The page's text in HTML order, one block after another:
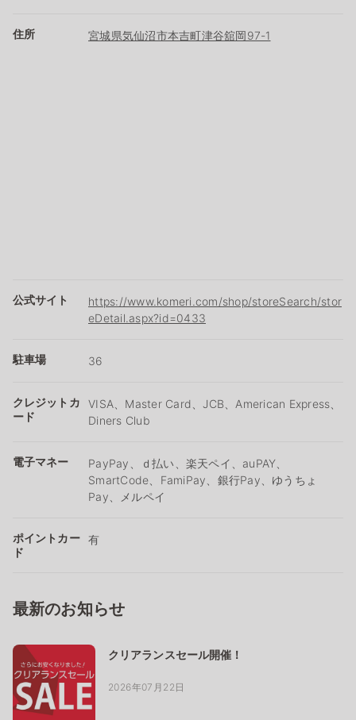
住所 宮城県気仙沼市本吉町津谷舘岡97-1
公式サイト
https://www.komeri.com/shop/storeSearch/stor
eDetail.aspx?id=0433
駐車場 36
クレジットカ
ード
VISA、Master Card、JCB、American Express、
Diners Club
電子マネー
PayPay、ｄ払い、楽天ペイ、auPAY、
SmartCode、FamiPay、銀行Pay、ゆうちょ
Pay、メルペイ
ポイントカー
ド
有
最新のお知らせ
クリアランスセール開催！
2026年07月22日